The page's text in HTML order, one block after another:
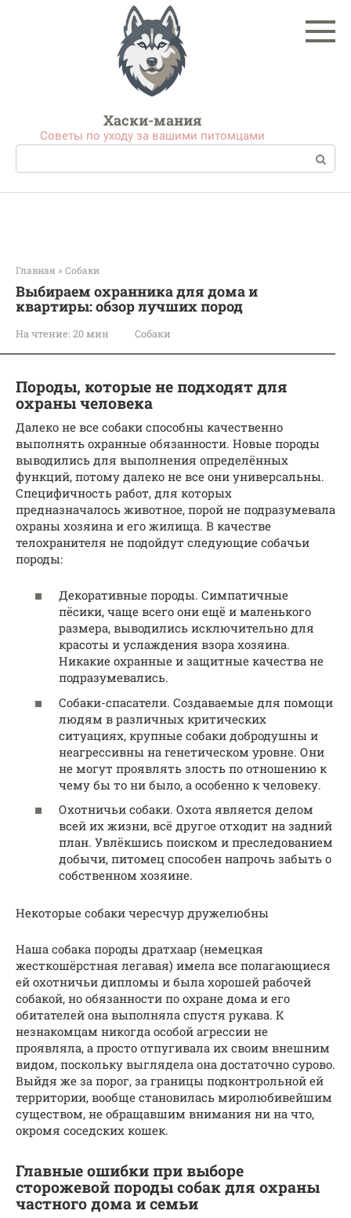
Хаски-мания
Советы по уходу за вашими питомцами
Поиск:
Главная » Собаки
Выбираем охранника для дома и
квартиры: обзор лучших пород
На чтение: 20 мин Собаки
Породы, которые не подходят для
охраны человека
Далеко не все собаки способны качественно
выполнять охранные обязанности. Новые породы
выводились для выполнения определённых
функций, потому далеко не все они универсальны.
Специфичность работ, для которых
предназначалось животное, порой не подразумевала
охраны хозяина и его жилища. В качестве
телохранителя не подойдут следующие собачьи
породы:
Декоративные породы. Симпатичные
пёсики, чаще всего они ещё и маленького
размера, выводились исключительно для
красоты и услаждения взора хозяина.
Никакие охранные и защитные качества не
подразумевались.
Собаки-спасатели. Создаваемые для помощи
людям в различных критических
ситуациях, крупные собаки добродушны и
неагрессивны на генетическом уровне. Они
не могут проявлять злость по отношению к
чему бы то ни было, а особенно к человеку.
Охотничьи собаки. Охота является делом
всей их жизни, всё другое отходит на задний
план. Увлёкшись поиском и преследованием
добычи, питомец способен напрочь забыть о
собственном хозяине.
Некоторые собаки чересчур дружелюбны
Наша собака породы дратхаар (немецкая
жесткошёрстная легавая) имела все полагающиеся
ей охотничьи дипломы и была хорошей рабочей
собакой, но обязанности по охране дома и его
обитателей она выполняла спустя рукава. К
незнакомцам никогда особой агрессии не
проявляла, а просто отпугивала их своим внешним
видом, поскольку выглядела она достаточно сурово.
Выйдя же за порог, за границы подконтрольной ей
территории, вообще становилась миролюбивейшим
существом, не обращавшим внимания ни на что,
окромя соседских кошек.
Главные ошибки при выборе
сторожевой породы собак для охраны
частного дома и семьи